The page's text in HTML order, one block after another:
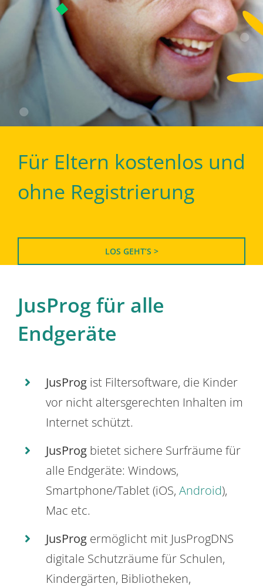
Für Eltern kostenlos und
ohne Registrierung
LOS GEHT’S >
JusProg für alle
Endgeräte
JusProg ist Filtersoftware, die Kinder
vor nicht altersgerechten Inhalten im
Internet schützt.
JusProg bietet sichere Surfräume für
alle Endgeräte: Windows,
Smartphone/Tablet (iOS, Android),
Mac etc.
JusProg ermöglicht mit JusProgDNS
digitale Schutzräume für Schulen,
Kindergärten, Bibliotheken,